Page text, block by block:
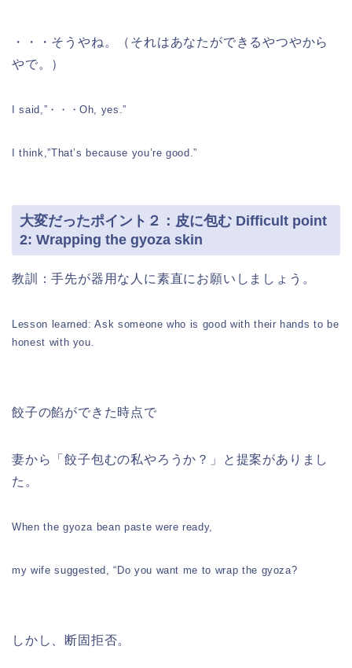
・・・そうやね。（それはあなたができるやつやから
やで。）
I said,”・・・Oh, yes.”
I think,”That’s because you’re good.”
大変だったポイント２：皮に包む Difficult point
2: Wrapping the gyoza skin
教訓：手先が器用な人に素直にお願いしましょう。
Lesson learned: Ask someone who is good with their hands to be
honest with you.
餃子の餡ができた時点で
妻から「餃子包むの私やろうか？」と提案がありまし
た。
When the gyoza bean paste were ready,
my wife suggested, “Do you want me to wrap the gyoza?
しかし、断固拒否。